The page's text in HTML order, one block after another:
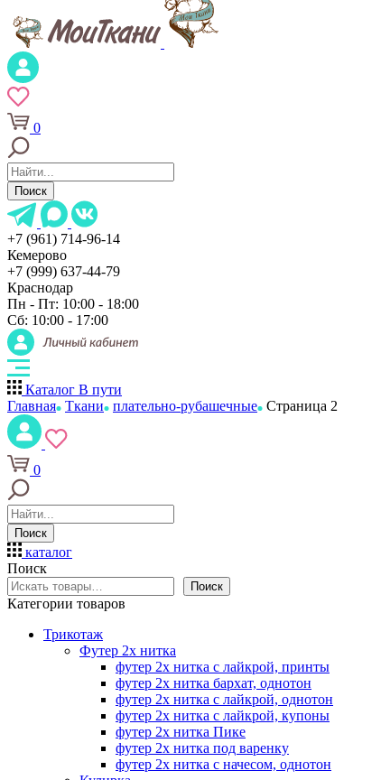
0
Поиск
+7 (961) 714-96-14
Кемерово
+7 (999) 637-44-79
Краснодар
Пн - Пт: 10:00 - 18:00
Сб: 10:00 - 17:00
Каталог В пути
Главная Ткани плательно-рубашечные Страница 2
0
Поиск
каталог
Поиск
Поиск
Категории товаров
Трикотаж
Футер 2х нитка
футер 2х нитка с лайкрой, принты
футер 2х нитка бархат, однотон
футер 2х нитка с лайкрой, однотон
футер 2х нитка с лайкрой, купоны
футер 2х нитка Пике
футер 2х нитка под варенку
футер 2х нитка с начесом, однотон